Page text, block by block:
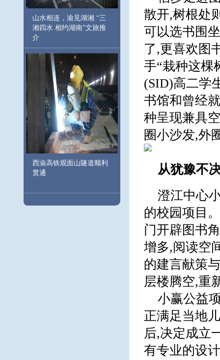
山水相连，渝见湖湘 “三
湘四水 相约湖南”文旅推
介
西渝高铁观面山隧道顺利
贯通
散开,树根处
可以选书围
了,更喜欢图
手“栽种这棵
(SID)高二学
书馆和曾经
种呈现兼具
圈小沙发,外
从犹豫不
澄江中心
的校园项目
门开辟图书
增多,阅读空
的建言献策
层楼腾空,重
小赢公益
正满足当地
后,决定成立
有专业的设